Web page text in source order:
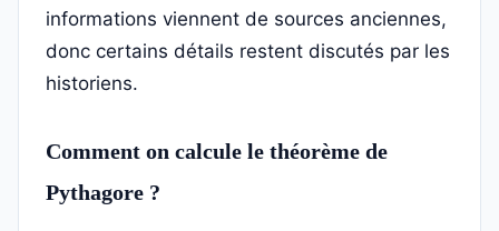
informations viennent de sources anciennes,
donc certains détails restent discutés par les
historiens.
Comment on calcule le théorème de
Pythagore ?